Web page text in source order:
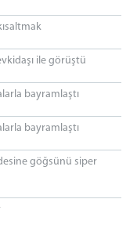
ile görüştü
bayramlaştı
bayramlaştı
göğsünü siper